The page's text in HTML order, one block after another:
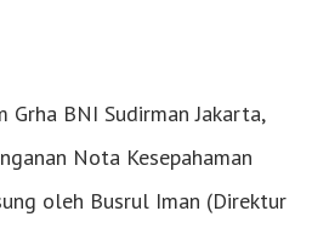
BNI Sudirman Jakarta,
Nota Kesepahaman
oleh Busrul Iman (Direktur